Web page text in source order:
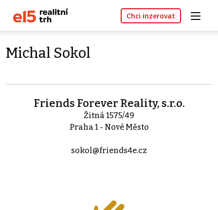
Chci inzerovat
Michal Sokol
Friends Forever Reality, s.r.o.
Žitná 1575/49
Praha 1 - Nové Město
sokol@friends4e.cz